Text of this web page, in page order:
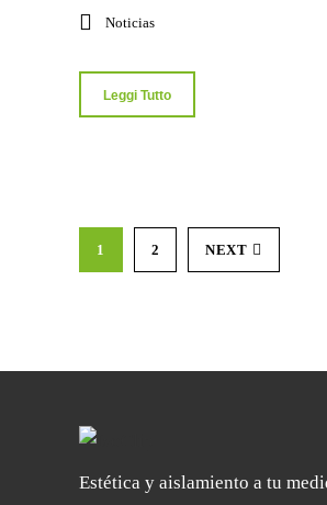
Noticias
Leggi Tutto
1 2 NEXT
Estética y aislamiento a tu